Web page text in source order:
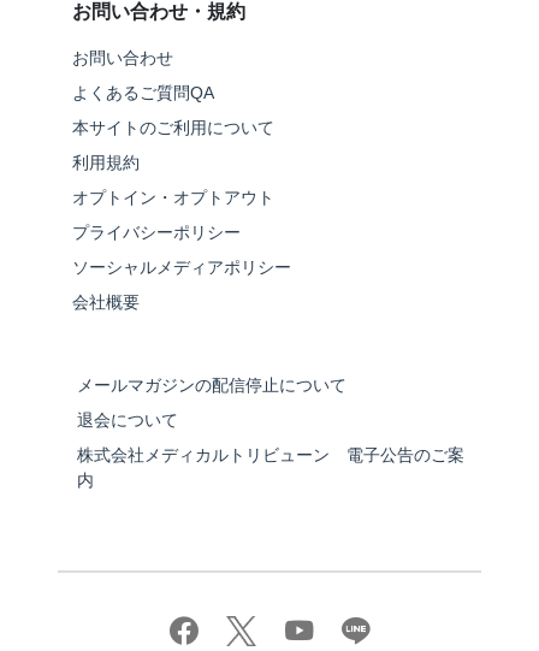
お問い合わせ・規約
お問い合わせ
よくあるご質問QA
本サイトのご利用について
利用規約
オプトイン・オプトアウト
プライバシーポリシー
ソーシャルメディアポリシー
会社概要
メールマガジンの配信停止について
退会について
株式会社メディカルトリビューン 電子公告のご案
内